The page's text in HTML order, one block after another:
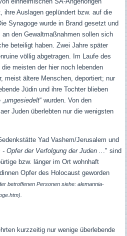
ihre Auslagen geplündert bzw. auf die
Synagoge wurde in Brand gesetzt und
den Gewaltmaßnahmen sollen sich
beteiligt haben. Zwei Jahre später
völlig abgetragen. Im Laufe des
meisten der hier noch lebenden
meist ältere Menschen, deportiert; nur
Jüdin und ihre Tochter blieben
umgesiedelt“ wurden. Von den
Juden überlebten nur die wenigsten
Yad Vashem/Jerusalem und
Opfer der Verfolgung der Juden ..
." sind
bzw. länger im Ort wohnhaft
Opfer des Holocaust geworden
betroffenen Personen siehe: alemannia-
kurzzeitig nur wenige überlebende